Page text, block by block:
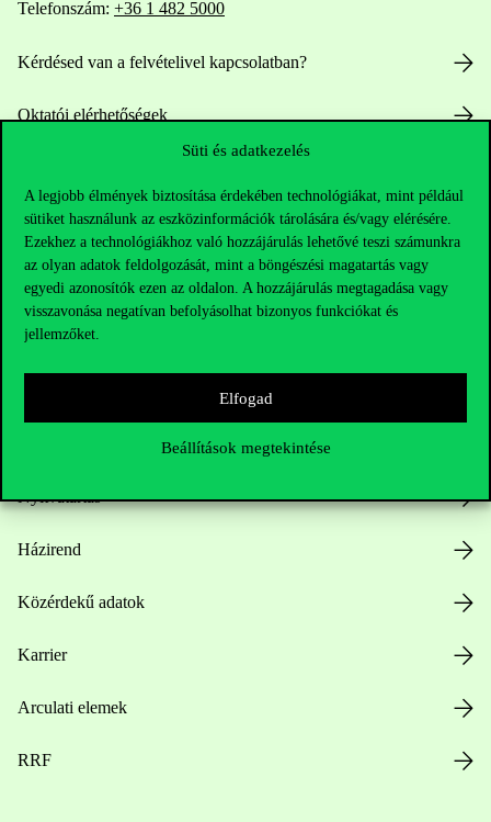
Süti és adatkezelés
A legjobb élmények biztosítása érdekében technológiákat, mint például
sütiket használunk az eszközinformációk tárolására és/vagy elérésére.
Ezekhez a technológiákhoz való hozzájárulás lehetővé teszi számunkra
az olyan adatok feldolgozását, mint a böngészési magatartás vagy
egyedi azonosítók ezen az oldalon. A hozzájárulás megtagadása vagy
visszavonása negatívan befolyásolhat bizonyos funkciókat és
jellemzőket.
Elfogad
Beállítások megtekintése
Telefonszám: +36 1 482 5000
Kérdésed van a felvételivel kapcsolatban?
Oktatói elérhetőségek
Sajtó:press@uni-corvinus.hu
Nyitvatartás
Házirend
Közérdekű adatok
Karrier
Arculati elemek
RRF